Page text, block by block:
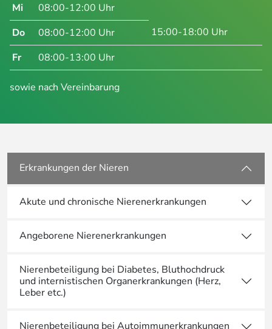
Mi
08:00-12:00 Uhr
Do
08:00-12:00 Uhr
15:00-18:00 Uhr
Fr
08:00-13:00 Uhr
sowie nach Vereinbarung
Erkrankungen der Nieren
Akute und chronische Nierenerkrankungen
Angeborene Nierenerkrankungen
Nierenbeteiligung bei Diabetes, Bluthochdruck
und internistischen Organerkrankungen (Herz,
Leber etc.)
Nierenbeteiligung bei Autoimmunerkrankungen